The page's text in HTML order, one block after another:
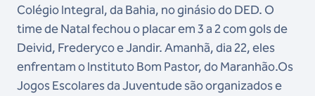
Colégio Integral, da Bahia, no ginásio do DED. O
time de Natal fechou o placar em 3 a 2 com gols de
Deivid, Frederyco e Jandir. Amanhã, dia 22, eles
enfrentam o Instituto Bom Pastor, do Maranhão.Os
Jogos Escolares da Juventude são organizados e